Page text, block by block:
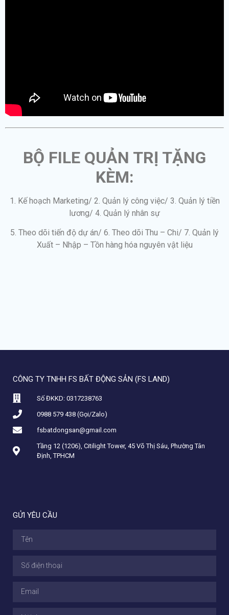
BỘ FILE QUẢN TRỊ TẶNG
KÈM:
1. Kế hoạch Marketing/ 2. Quản lý công việc/ 3. Quản lý tiền
lương/ 4. Quản lý nhân sự
5. Theo dõi tiến độ dự án/ 6. Theo dõi Thu – Chi/ 7. Quản lý
Xuất – Nhập – Tồn hàng hóa nguyên vật liệu
CÔNG TY TNHH FS BẤT ĐỘNG SẢN (FS LAND)
Số ĐKKD: 0317238763
0988 579 438 (Gọi/Zalo)
fsbatdongsan@gmail.com
Tầng 12 (1206), Citilight Tower, 45 Võ Thị Sáu, Phường Tân
Định, TPHCM
GỬI YÊU CẦU